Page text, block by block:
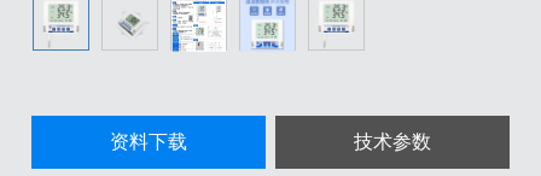
资料下载 技术参数